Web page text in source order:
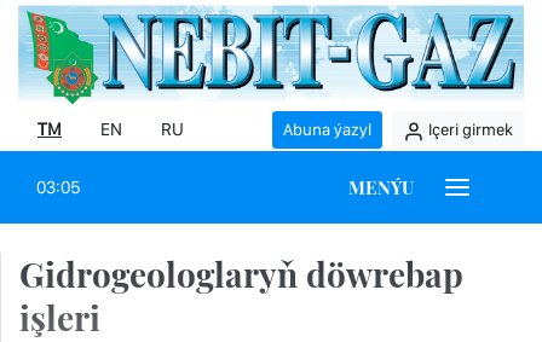
TM EN RU Abuna ýazyl Içeri girmek
03:05 MENÝU
Gidrogeologlaryň döwrebap
işleri